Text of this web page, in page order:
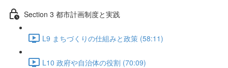
Section 3 都市計画制度と実践
L9 まちづくりの仕組みと政策 (58:11)
L10 政府や自治体の役割 (70:09)